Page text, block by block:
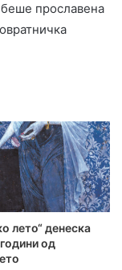
прославена
лето“ денеска
од